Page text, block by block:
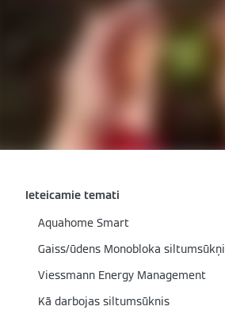
Ieteicamie temati
Aquahome Smart
Gaiss/ūdens Monobloka siltumsūkņi
Viessmann Energy Management
Kā darbojas siltumsūknis